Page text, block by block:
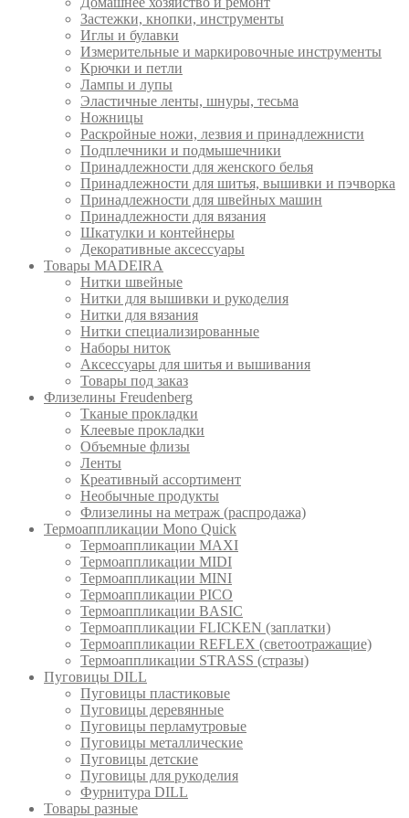
Застежки, кнопки, инструменты
Иглы и булавки
Измерительные и маркировочные инструменты
Крючки и петли
Лампы и лупы
Эластичные ленты, шнуры, тесьма
Ножницы
Раскройные ножи, лезвия и принадлежнисти
Подплечники и подмышечники
Принадлежности для женского белья
Принадлежности для шитья, вышивки и пэчворка
Принадлежности для швейных машин
Принадлежности для вязания
Шкатулки и контейнеры
Декоративные аксессуары
Товары MADEIRA
Нитки швейные
Нитки для вышивки и рукоделия
Нитки для вязания
Нитки специализированные
Наборы ниток
Аксессуары для шитья и вышивания
Товары под заказ
Флизелины Freudenberg
Тканые прокладки
Клеевые прокладки
Объемные флизы
Ленты
Креативный ассортимент
Необычные продукты
Флизелины на метраж (распродажа)
Термоаппликации Mono Quick
Термоаппликации MAXI
Термоаппликации MIDI
Термоаппликации MINI
Термоаппликации PICO
Термоаппликации BASIC
Термоаппликации FLICKEN (заплатки)
Термоаппликации REFLEX (светоотражащие)
Термоаппликации STRASS (стразы)
Пуговицы DILL
Пуговицы пластиковые
Пуговицы деревянные
Пуговицы перламутровые
Пуговицы металлические
Пуговицы детские
Пуговицы для рукоделия
Фурнитура DILL
Товары разные